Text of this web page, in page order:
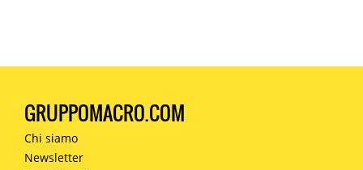
GRUPPOMACRO.COM
Chi siamo
Newsletter